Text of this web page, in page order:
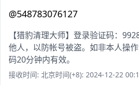
@548783076127
【猎豹清理大师】登录验证码：
他人，以防帐号被盗。如非本人操
码20分钟内有效。
接收时间: 北京时间(+8): 2024-12-22